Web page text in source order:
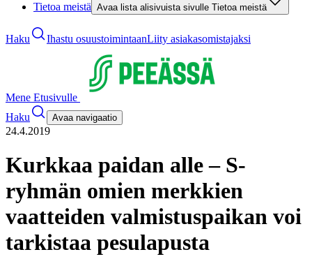
Tietoa meistä Avaa lista alisivuista sivulle Tietoa meistä
Haku Ihastu osuustoimintaanLiity asiakasomistajaksi
Mene Etusivulle
Haku
Avaa navigaatio
24.4.2019
Kurkkaa paidan alle – S-
ryhmän omien merkkien
vaatteiden valmistuspaikan voi
tarkistaa pesulapusta